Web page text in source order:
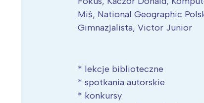
Miś, National Geographic
Gimnazjalista, Victor Junior
* lekcje biblioteczne
* spotkania autorskie
* konkursy